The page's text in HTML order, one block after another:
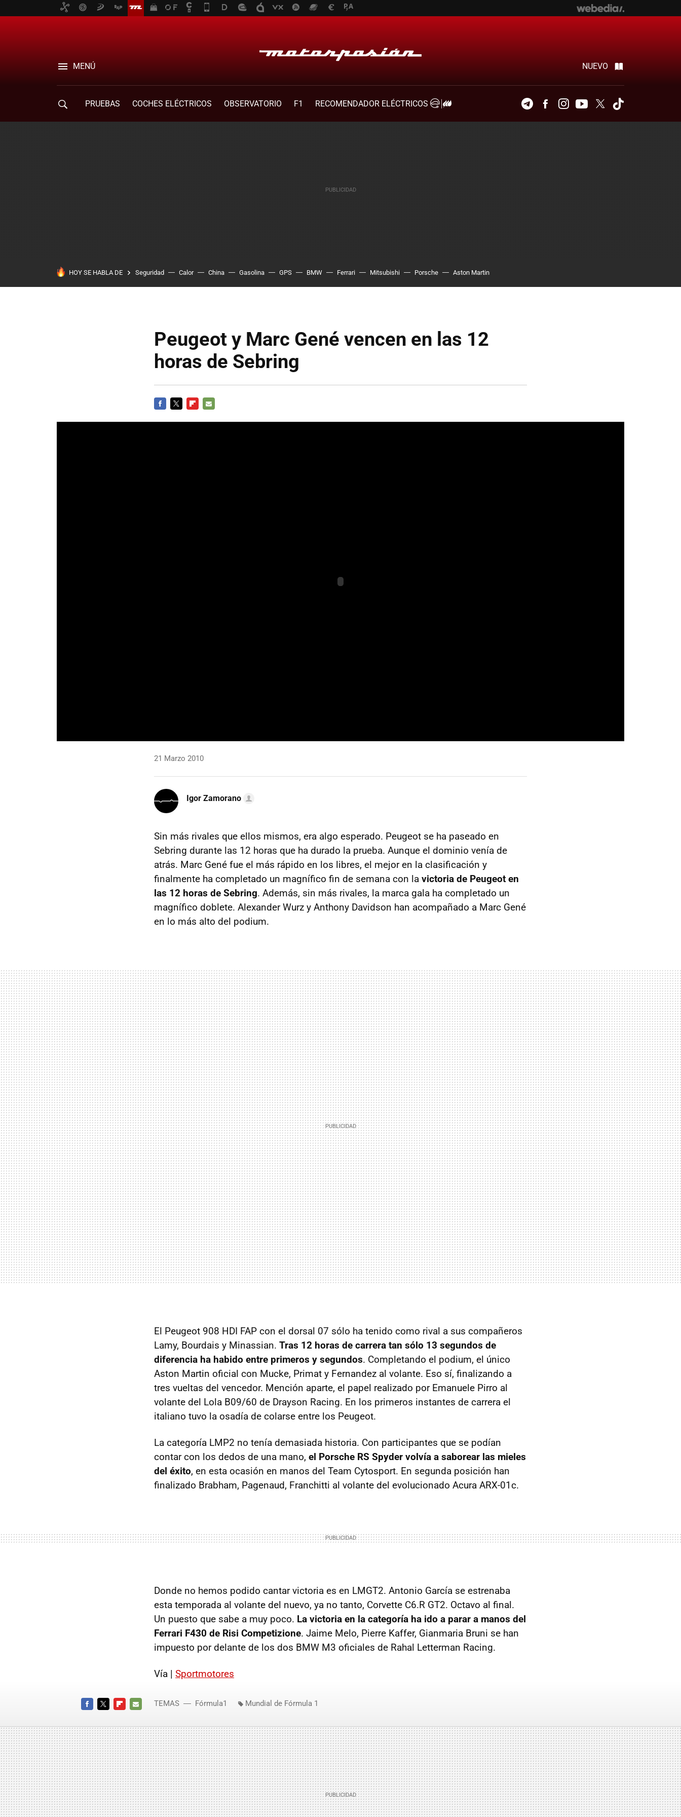
MENÚ NUEVO
PRUEBAS COCHES ELÉCTRICOS OBSERVATORIO F1
RECOMENDADOR ELÉCTRICOS
TelegramFacebookInstagramYoutubeTwitter
HOY SE HABLA DE Seguridad Calor China Gasolina GPS BMW Ferrari Mitsubishi Porsche Aston Martin
Peugeot y Marc Gené vencen en las 12
horas de Sebring
21 Marzo 2010
Igor Zamorano
Sin más rivales que ellos mismos, era algo esperado. Peugeot se ha paseado en
Sebring durante las 12 horas que ha durado la prueba. Aunque el dominio venía de
atrás. Marc Gené fue el más rápido en los libres, el mejor en la clasificación y
finalmente ha completado un magnífico fin de semana con la victoria de Peugeot en
las 12 horas de Sebring. Además, sin más rivales, la marca gala ha completado un
magnífico doblete. Alexander Wurz y Anthony Davidson han acompañado a Marc Gené
en lo más alto del podium.
El Peugeot 908 HDI FAP con el dorsal 07 sólo ha tenido como rival a sus compañeros
Lamy, Bourdais y Minassian. Tras 12 horas de carrera tan sólo 13 segundos de
diferencia ha habido entre primeros y segundos. Completando el podium, el único
Aston Martin oficial con Mucke, Primat y Fernandez al volante. Eso sí, finalizando a
tres vueltas del vencedor. Mención aparte, el papel realizado por Emanuele Pirro al
volante del Lola B09/60 de Drayson Racing. En los primeros instantes de carrera el
italiano tuvo la osadía de colarse entre los Peugeot.
La categoría LMP2 no tenía demasiada historia. Con participantes que se podían
contar con los dedos de una mano, el Porsche RS Spyder volvía a saborear las mieles
del éxito, en esta ocasión en manos del Team Cytosport. En segunda posición han
finalizado Brabham, Pagenaud, Franchitti al volante del evolucionado Acura ARX-01c.
Donde no hemos podido cantar victoria es en LMGT2. Antonio García se estrenaba
esta temporada al volante del nuevo, ya no tanto, Corvette C6.R GT2. Octavo al final.
Un puesto que sabe a muy poco. La victoria en la categoría ha ido a parar a manos del
Ferrari F430 de Risi Competizione. Jaime Melo, Pierre Kaffer, Gianmaria Bruni se han
impuesto por delante de los dos BMW M3 oficiales de Rahal Letterman Racing.
Vía | Sportmotores
MAIL
TEMAS Fórmula1 Mundial de Fórmula 1